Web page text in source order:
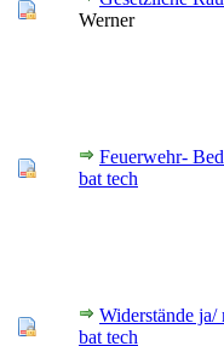
Werner
Feuerwehr-
bat tech
Widerstände ja/
bat tech